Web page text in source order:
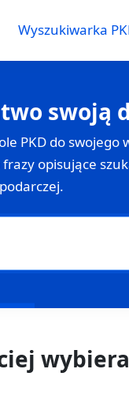
Wyszukiwarka
swoją
PKD do swojego
frazy opisujące